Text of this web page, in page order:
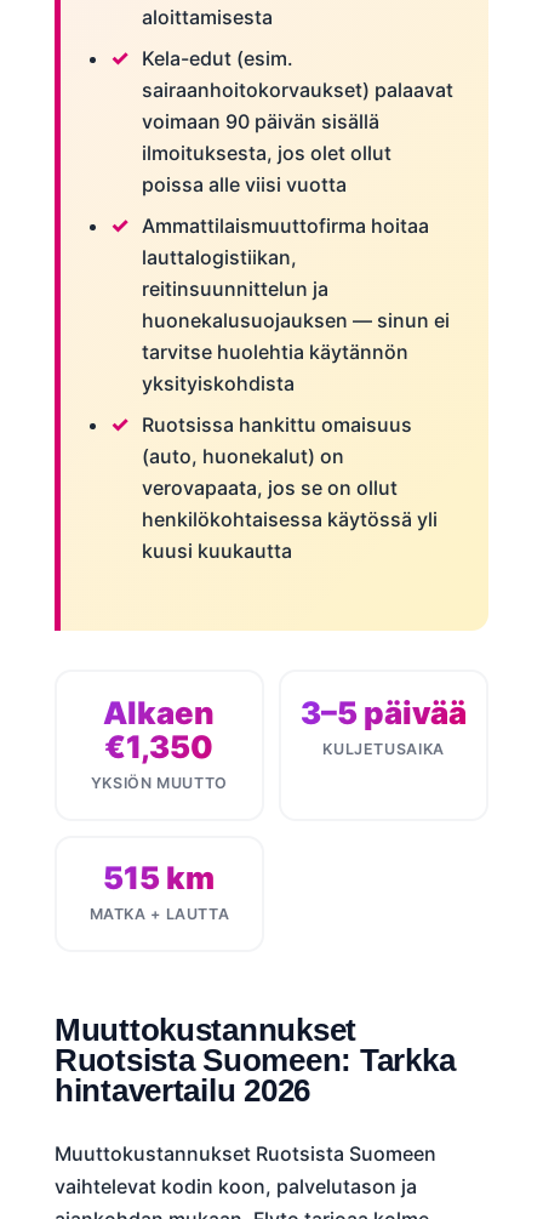
aloittamisesta
Kela-edut (esim.
sairaanhoitokorvaukset) palaavat
voimaan 90 päivän sisällä
ilmoituksesta, jos olet ollut
poissa alle viisi vuotta
Ammattilaismuuttofirma hoitaa
lauttalogistiikan,
reitinsuunnittelun ja
huonekalusuojauksen — sinun ei
tarvitse huolehtia käytännön
yksityiskohdista
Ruotsissa hankittu omaisuus
(auto, huonekalut) on
verovapaata, jos se on ollut
henkilökohtaisessa käytössä yli
kuusi kuukautta
Alkaen
€1,350
YKSIÖN MUUTTO
3–5 päivää
KULJETUSAIKA
515 km
MATKA + LAUTTA
Muuttokustannukset
Ruotsista Suomeen: Tarkka
hintavertailu 2026
Muuttokustannukset Ruotsista Suomeen
vaihtelevat kodin koon, palvelutason ja